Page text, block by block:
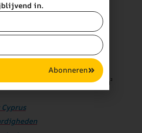
(voor vrije vestiging)
&
15,8%
68,4%
± 140 inwoners per km²
in.
Abonneren